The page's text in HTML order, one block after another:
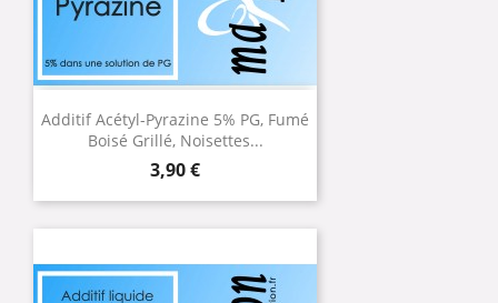
Additif Acétyl-Pyrazine 5% PG, Fumé
Boisé Grillé, Noisettes...
Prix
3,90 €